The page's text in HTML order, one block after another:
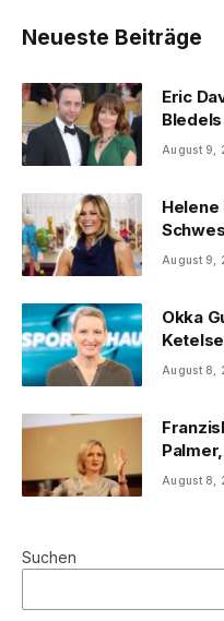
Neueste Beiträge
Eric
August 9,
August 9,
Okka
August 8,
August 8,
Suchen